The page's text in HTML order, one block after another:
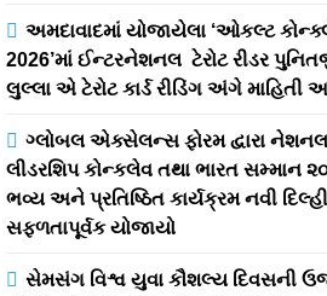
અમદાવાદમાં યોજાયેલા ‘ઓકલ્ટ
2026’માં ઈન્ટરનેશનલ ટેરોટ રીડર
લુલ્લા એ ટેરોટ કાર્ડ રીડિંગ અંગે માહિતી
ગ્લોબલ એક્સેલન્સ ફોરમ દ્વારા નેશનલ
લીડરશિપ કોન્કલેવ તથા ભારત સમ્માન
ભવ્ય અને પ્રતિષ્ઠિત કાર્યક્રમ નવી
સફળતાપૂર્વક યોજાયો
સેમસંગ વિશ્વ યુવા કૌશલ્ય દિવસની